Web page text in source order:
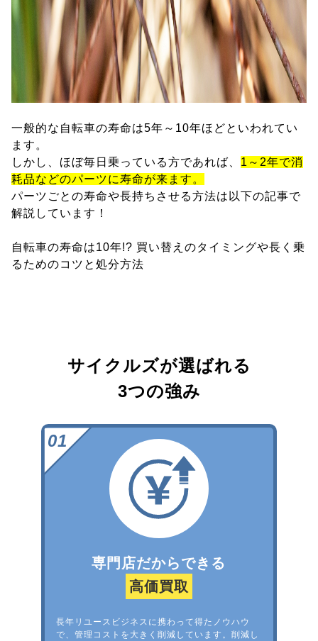
一般的な自転車の寿命は5年～10年ほどといわれてい
ます。
しかし、ほぼ毎日乗っている方であれば、 1～2年で消
耗品などのパーツに寿命が来ます。
パーツごとの寿命や長持ちさせる方法は以下の記事で
解説しています！
自転車の寿命は10年!? 買い替えのタイミングや長く乗
るためのコツと処分方法
サイクルズが選ばれる
3つの強み
専門店だからできる
高価買取
長年リユースビジネスに携わって得たノウハウ
で、管理コストを大きく削減しています。削減し